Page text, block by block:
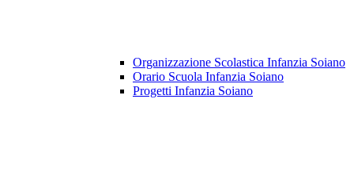
Organizzazione Scolastica Infanzia Soiano
Orario Scuola Infanzia Soiano
Progetti Infanzia Soiano